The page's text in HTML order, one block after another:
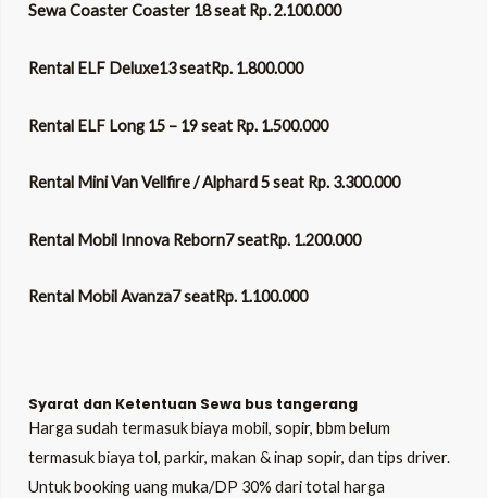
Sewa Coaster Coaster 18 seat Rp. 2.100.000
Rental ELF Deluxe13 seatRp. 1.800.000
Rental ELF Long 15 – 19 seat Rp. 1.500.000
Rental Mini Van Vellfire / Alphard 5 seat Rp. 3.300.000
Rental Mobil Innova Reborn7 seatRp. 1.200.000
Rental Mobil Avanza7 seatRp. 1.100.000
Syarat dan Ketentuan Sewa bus tangerang
Harga sudah termasuk biaya mobil, sopir, bbm belum
termasuk biaya tol, parkir, makan & inap sopir, dan tips driver.
Untuk booking uang muka/DP 30% dari total harga